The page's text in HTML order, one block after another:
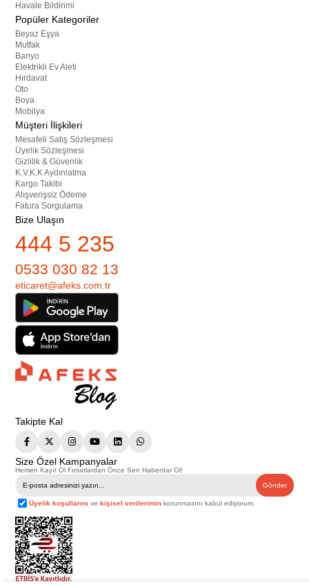
Havale Bildirimi
Popüler Kategoriler
Beyaz Eşya
Mutfak
Banyo
Elektrikli Ev Aleti
Hırdavat
Oto
Boya
Mobilya
Müşteri İlişkileri
Mesafeli Satış Sözleşmesi
Üyelik Sözleşmesi
Gizlilik & Güvenlik
K.V.K.K Aydınlatma
Kargo Takibi
Alışverişsiz Ödeme
Fatura Sorgulama
Bize Ulaşın
444 5 235
0533 030 82 13
eticaret@afeks.com.tr
Takipte Kal
Size Özel Kampanyalar
Hemen Kayıt Ol Fırsatlardan Önce Sen Haberdar Ol!
Gönder
Üyelik koşullarını vekişisel verilerimin korunmasını kabul ediyorum.